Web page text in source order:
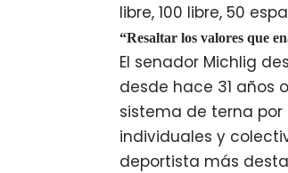
libre, 100 libre, 50
“Resaltar los valores que
El senador Michlig
desde hace 31 años
sistema de terna
individuales y
deportista más